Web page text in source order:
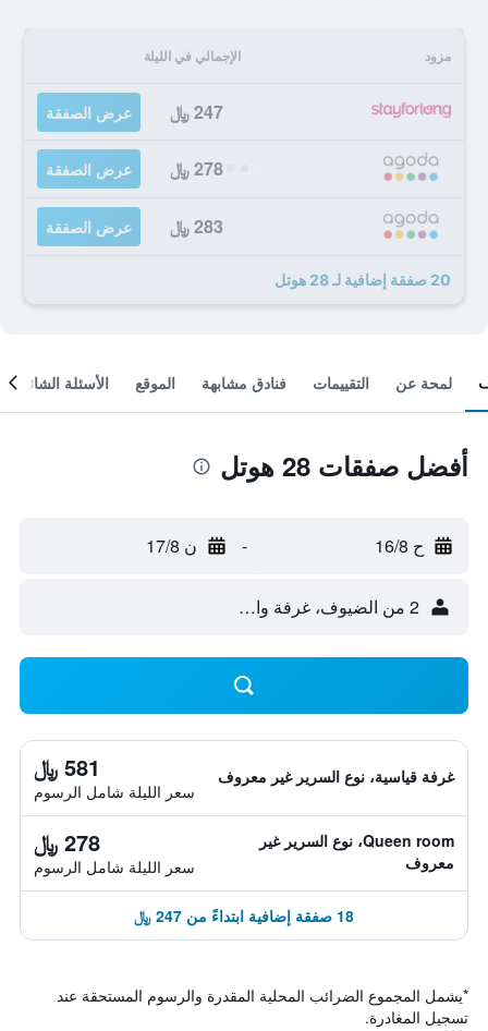
مزود الإجمالي في الليلة
247 ﷼ عرض الصفقة
278 ﷼ عرض الصفقة
283 ﷼ عرض الصفقة
20 صفقة إضافية لـ 28 هوتل
لمحة عن التقييمات فنادق مشابهة الموقع الأسئلة الشائعة
أفضل صفقات 28 هوتل
ح 16/8 - ن 17/8
2 من الضيوف، غرفة واحدة
غرفة قياسية، نوع السرير غير معروف 581 ﷼
سعر الليلة شامل الرسوم
Queen room، نوع السرير غير
معروف
278 ﷼
سعر الليلة شامل الرسوم
18 صفقة إضافية ابتداءً من 247 ﷼
*يشمل المجموع الضرائب المحلية المقدرة والرسوم المستحقة عند
تسجيل المغادرة.